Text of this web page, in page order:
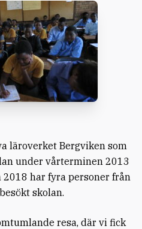
läroverket Bergviken som
under vårterminen 2013
har fyra personer från
skolan.
resa, där vi fick